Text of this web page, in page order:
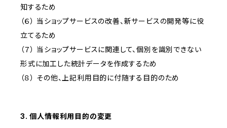
知するため
（６） 当ショップサービスの改善、新サービスの開発等に役
立てるため
（７） 当ショップサービスに関連して、個別を識別できない
形式に加工した統計データを作成するため
（８） その他、上記利用目的に付随する目的のため
3. 個人情報利用目的の変更